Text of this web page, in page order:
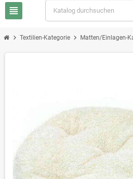
view_headline
chevron_right Textilien-Kategorie chevron_right Matten/Einlagen-